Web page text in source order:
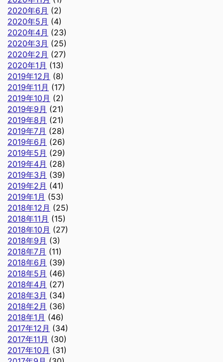
2020年6月 (2)
2020年5月 (4)
2020年4月 (23)
2020年3月 (25)
2020年2月 (27)
2020年1月 (13)
2019年12月 (8)
2019年11月 (17)
2019年10月 (2)
2019年9月 (21)
2019年8月 (21)
2019年7月 (28)
2019年6月 (26)
2019年5月 (29)
2019年4月 (28)
2019年3月 (39)
2019年2月 (41)
2019年1月 (53)
2018年12月 (25)
2018年11月 (15)
2018年10月 (27)
2018年9月 (3)
2018年7月 (11)
2018年6月 (39)
2018年5月 (46)
2018年4月 (27)
2018年3月 (34)
2018年2月 (36)
2018年1月 (46)
2017年12月 (34)
2017年11月 (30)
2017年10月 (31)